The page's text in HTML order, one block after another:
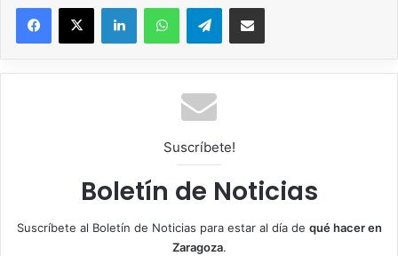
Telegram
Suscríbete!
Boletín de Noticias
Suscríbete al Boletín de Noticias para estar al día de qué hacer en
Zaragoza.